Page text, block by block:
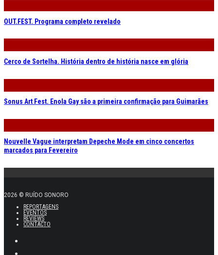
OUT.FEST. Programa completo revelado
Cerco de Sortelha. História dentro de história nasce em glória
Sonus Art Fest. Enola Gay são a primeira confirmação para Guimarães
Nouvelle Vague interpretam Depeche Mode em cinco concertos
marcados para Fevereiro
2026 © RUÍDO SONORO
REPORTAGENS
EVENTOS
REVIEWS
CONTACTO